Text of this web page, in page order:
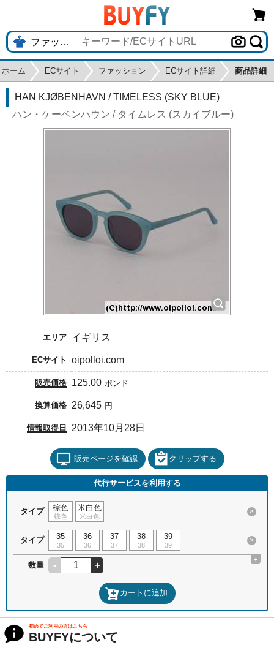
ホーム ECサイト ファッション ECサイト詳細 商品詳細
HAN KJØBENHAVN / TIMELESS (SKY BLUE)
ハン・ケーベンハウン / タイムレス (スカイブルー)
エリア イギリス
ECサイト oipolloi.com
販売価格 125.00 ポンド
換算価格 26,645 円
情報取得日 2013年10月28日
販売ページを確認 クリップする
代行サービスを利用する
タイプ 棕色
棕色
米白色
米白色
×
タイプ 35
35
36
36
37
37
38
38
39
39
×
数量 - +
+
カートに追加
初めてご利用の方はこちら
BUYFYについて